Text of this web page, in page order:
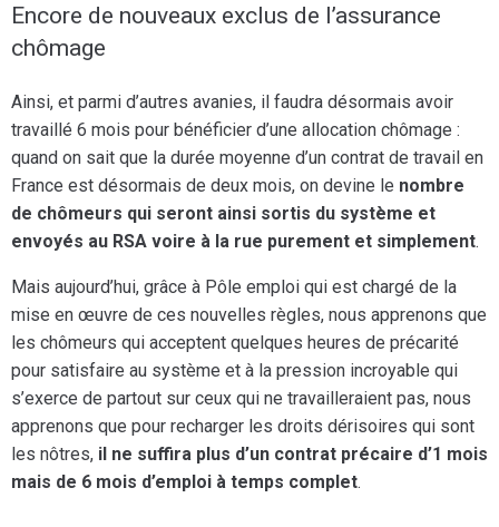
Encore de nouveaux exclus de l’assurance
chômage
Ainsi, et parmi d’autres avanies, il faudra désormais avoir
travaillé 6 mois pour bénéficier d’une allocation chômage :
quand on sait que la durée moyenne d’un contrat de travail en
France est désormais de deux mois, on devine le nombre
de chômeurs qui seront ainsi sortis du système et
envoyés au RSA voire à la rue purement et simplement.
Mais aujourd’hui, grâce à Pôle emploi qui est chargé de la
mise en œuvre de ces nouvelles règles, nous apprenons que
les chômeurs qui acceptent quelques heures de précarité
pour satisfaire au système et à la pression incroyable qui
s’exerce de partout sur ceux qui ne travailleraient pas, nous
apprenons que pour recharger les droits dérisoires qui sont
les nôtres, il ne suffira plus d’un contrat précaire d’1 mois
mais de 6 mois d’emploi à temps complet.